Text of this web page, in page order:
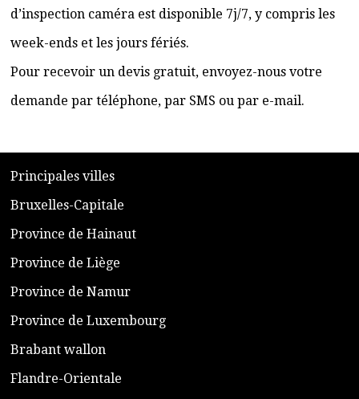
d’inspection caméra est disponible 7j/7, y compris les
week-ends et les jours fériés.
Pour recevoir un devis gratuit, envoyez-nous votre
demande par téléphone, par SMS ou par e-mail.
​Principales villes
​Bruxelles-Capitale
​Province de Hainaut
Province de Liège
​Province de Namur
​Province de Luxembourg
​Brabant wallon
​Flandre-Orientale